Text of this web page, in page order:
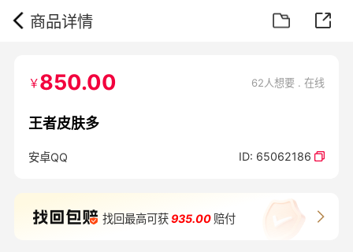
商品详情
￥850.00 62人想要 . 在线
王者皮肤多
安卓QQ ID: 65062186
找回最高可获935.00 赔付